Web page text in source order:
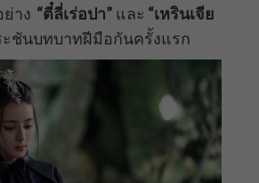
าง “ตี๋ลี่เร่อปา” และ “เหรินเจีย
ชันบทบาทฝีมือกันครั้งแรก